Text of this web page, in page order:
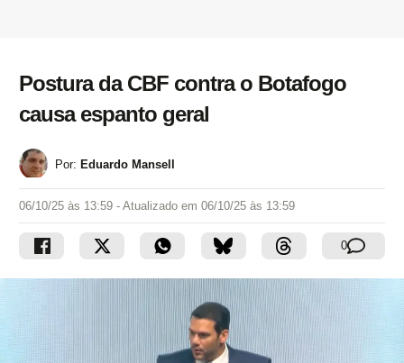
Postura da CBF contra o Botafogo
causa espanto geral
Por: Eduardo Mansell
06/10/25 às 13:59 - Atualizado em 06/10/25 às 13:59
0